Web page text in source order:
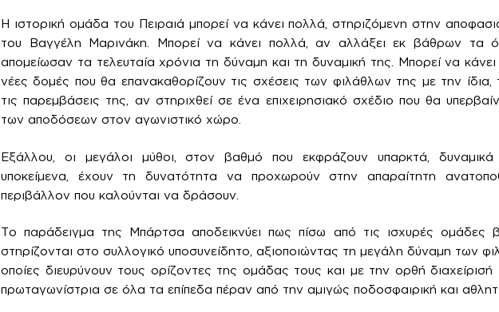
Η ιστορική ομάδα του Πειραιά μπορεί να κάνει πολλά, στηριζόμενη στην
του Βαγγέλη Μαρινάκη. Μπορεί να κάνει πολλά, αν αλλάξει εκ βάθρων τα
απομείωσαν τα τελευταία χρόνια τη δύναμη και τη δυναμική της. Μπορεί να
νέες δομές που θα επανακαθορίζουν τις σχέσεις των φιλάθλων της με την ίδια,
τις παρεμβάσεις της, αν στηριχθεί σε ένα επιχειρησιακό σχέδιο που θα
των αποδόσεων στον αγωνιστικό χώρο.
Εξάλλου, οι μεγάλοι μύθοι, στον βαθμό που εκφράζουν υπαρκτά, δυναμικά
υποκείμενα, έχουν τη δυνατότητα να προχωρούν στην απαραίτητη
περιβάλλον που καλούνται να δράσουν.
Το παράδειγμα της Μπάρτσα αποδεικνύει πως πίσω από τις ισχυρές ομάδες
στηρίζονται στο συλλογικό υποσυνείδητο, αξιοποιώντας τη μεγάλη δύναμη των
οποίες διευρύνουν τους ορίζοντες της ομάδας τους και με την ορθή διαχείρισή
πρωταγωνίστρια σε όλα τα επίπεδα πέραν από την αμιγώς ποδοσφαιρική και